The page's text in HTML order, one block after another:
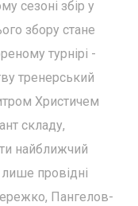
сезоні збір у
збору стане
турнірі -
тренерський
Христичем
складу,
найближчий
провідні
Пангелов-